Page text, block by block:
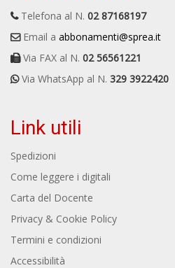
Telefona al N. 02 87168197
Email a abbonamenti@sprea.it
Via FAX al N. 02 56561221
Via WhatsApp al N. 329 3922420
Link utili
Spedizioni
Come leggere i digitali
Carta del Docente
Privacy & Cookie Policy
Termini e condizioni
Accessibilità